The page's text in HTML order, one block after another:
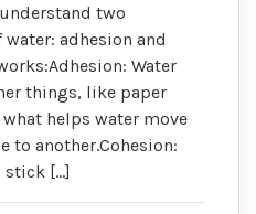
two
adhesion and
Water
things, like paper
helps water move
to another.Cohesion:
stick […]